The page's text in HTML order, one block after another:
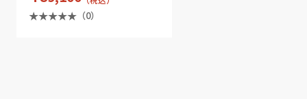
（0）